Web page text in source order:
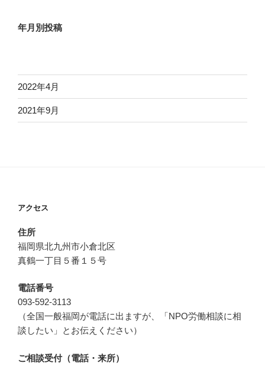
年月別投稿
2022年4月
2021年9月
アクセス
住所
福岡県北九州市小倉北区
真鶴一丁目５番１５号
電話番号
093-592-3113
（全国一般福岡が電話に出ますが、「NPO労働相談に相
談したい」とお伝えください）
ご相談受付（電話・来所）